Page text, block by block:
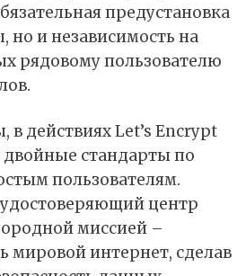
предустановка
и независимость на
рядовому пользователю
в действиях Let’s Encrypt
стандарты по
пользователям.
центр
миссией –
мировой интернет, сделав